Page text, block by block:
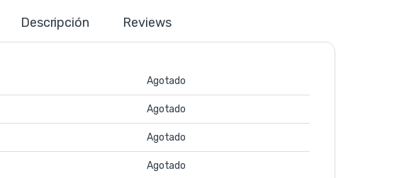
Descripción Reviews
Agotado
Agotado
Agotado
Agotado